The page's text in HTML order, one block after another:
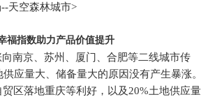
天空森林城市>
福指数助力产品价值提升
京、苏州、厦门、合肥等二线城市传
应量大、储备量大的原因没有产生暴涨。
区落地重庆等利好，以及20%土地供应量